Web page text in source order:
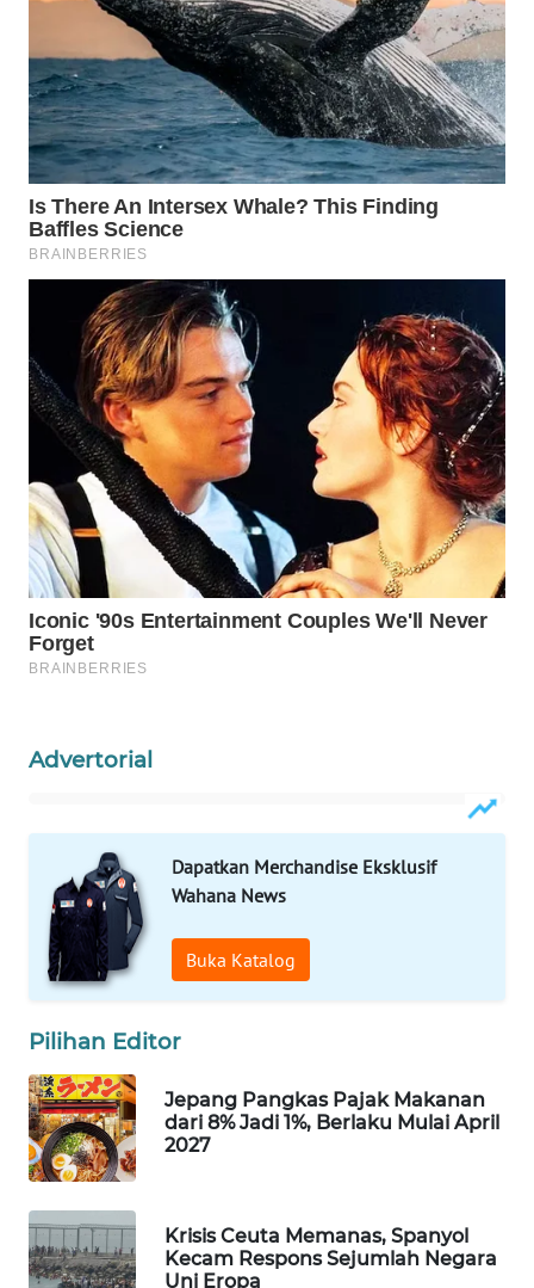
Advertorial
Dapatkan Merchandise Eksklusif
Wahana News
Buka Katalog
Pilihan Editor
Jepang Pangkas Pajak Makanan
dari 8% Jadi 1%, Berlaku Mulai April
2027
Krisis Ceuta Memanas, Spanyol
Kecam Respons Sejumlah Negara
Uni Eropa
ADVOKAT
WAHANA
INFRASTRUKTUR
WAHANA
KONSUMEN
WAHANA
LISTRIK
WAHANA
TRAVEL
WAHANA
TV
WAHANANEWS
ID
CO ID
WAHANA
UMKM
WAHANA
SELEB
WAHANA
PERSONA
WAHANA
OTOMOTIF
WAHANA
HEALTH